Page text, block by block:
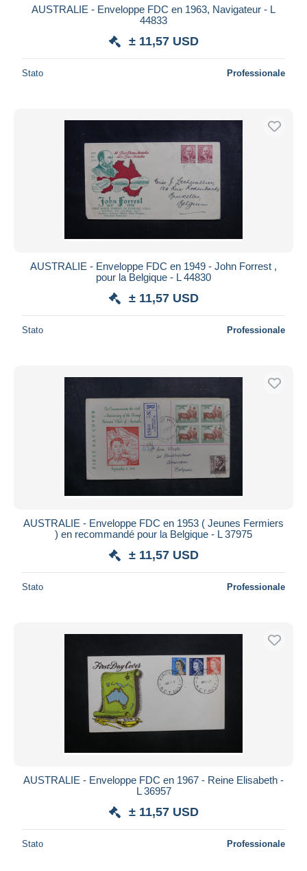
AUSTRALIE - Enveloppe FDC en 1963, Navigateur - L
44833
± 11,57 USD
Stato Professionale
AUSTRALIE - Enveloppe FDC en 1949 - John Forrest ,
pour la Belgique - L 44830
± 11,57 USD
Stato Professionale
AUSTRALIE - Enveloppe FDC en 1953 ( Jeunes Fermiers
) en recommandé pour la Belgique - L 37975
± 11,57 USD
Stato Professionale
AUSTRALIE - Enveloppe FDC en 1967 - Reine Elisabeth -
L 36957
± 11,57 USD
Stato Professionale